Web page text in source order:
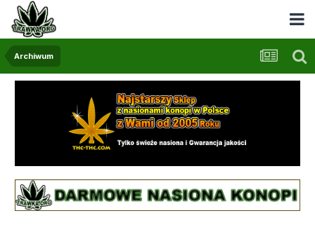
Archiwum